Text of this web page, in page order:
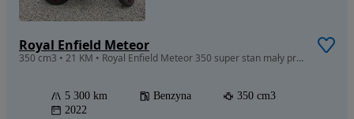
Royal Enfield Meteor
350 cm3 • 21 KM • Royal Enfield Meteor 350 super stan mały przebieg od właściciela
5 300 km Benzyna
350 cm3
2022